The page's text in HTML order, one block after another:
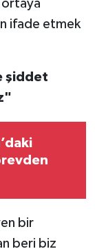
ortaya
ifade etmek
şiddet
bir
beri biz